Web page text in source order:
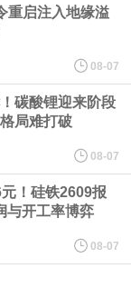
。
增加、价格走高及货源
日发布报告称，美国海军
class）战列舰，从研发
重启注入地缘溢
08-07
碳酸锂迎来阶段
局难打破
08-07
！硅铁2609报
与开工率博弈
08-07